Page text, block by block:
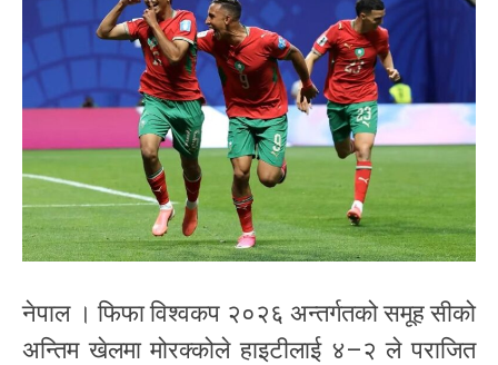
नेपाल । फिफा विश्वकप २०२६ अन्तर्गतको समूह सीको
अन्तिम खेलमा मोरक्कोले हाइटीलाई ४–२ ले पराजित